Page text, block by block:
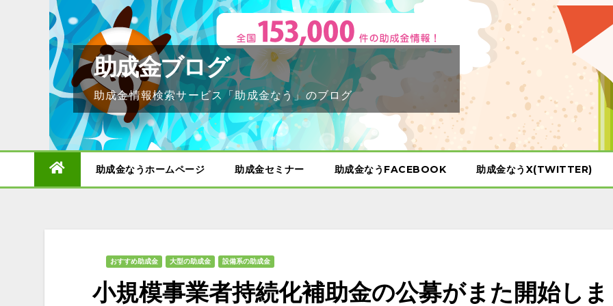
助成金ブログ
助成金情報検索サービス「助成金なう」のブログ
助成金なうホームページ 助成金セミナー 助成金なうFACEBOOK 助成金なうX(TWITTER)
おすすめ助成金 大型の助成金 設備系の助成金
小規模事業者持続化補助金の公募がまた開始しま